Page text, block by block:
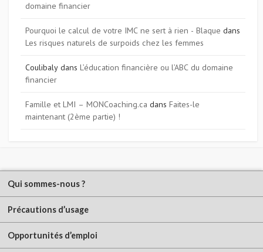
domaine financier
Pourquoi le calcul de votre IMC ne sert à rien - Blaque dans
Les risques naturels de surpoids chez les femmes
Coulibaly dans L’éducation financière ou l’ABC du domaine
financier
Famille et LMI – MONCoaching.ca dans Faites-le
maintenant (2ème partie) !
Qui sommes-nous ?
Précautions d’usage
Opportunités d’emploi